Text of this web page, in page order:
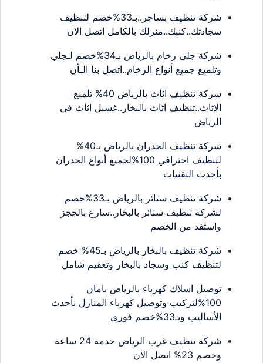
شركة تنظيف بساجر..بـ33%خصم لتنظيف
سجادتك..كنبك..منزلك بالكامل اتصل الان
شركة جلى رخام بالرياض بـ34%خصم لـجلي
وتلميع جميع أنواع الرخام..اتصل بنا الـأن
شركة تنظيف اثاث بالرياض 40% تلميع
الاثاث..تنظيف اثاث بالبخار..غسيل اثاث في
الرياض
شركة تنظيف الجدران بالرياض بـ40%
لتنظيف احترافي 100%لجميع أنواع الجدران
بأحدث التقنيات
شركة تنظيف ستائر بالرياض بـ33%خصم
لشركة تنظيف ستائر بالبخار..سارع بالحجز
واستفد من الخصم
شركة تنظيف بالبخار بالرياض بـ45% خصم
لتنظيف كنب وسجاد بالبخار وتعقيم شامل
توصيل اسلاك كهرباء بالرياض بامان
100%لتركيب وتوصيل كهرباء المنازل بأحدث
الأساليب وبـ33%خصم فوري
شركة تنظيف غرب الرياض خدمة 24 ساعة
وخصم 23% اتصل الان